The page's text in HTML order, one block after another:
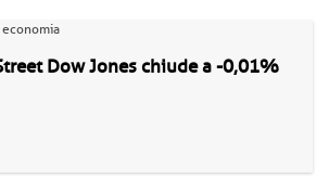
Dow Jones chiude a -0,01%